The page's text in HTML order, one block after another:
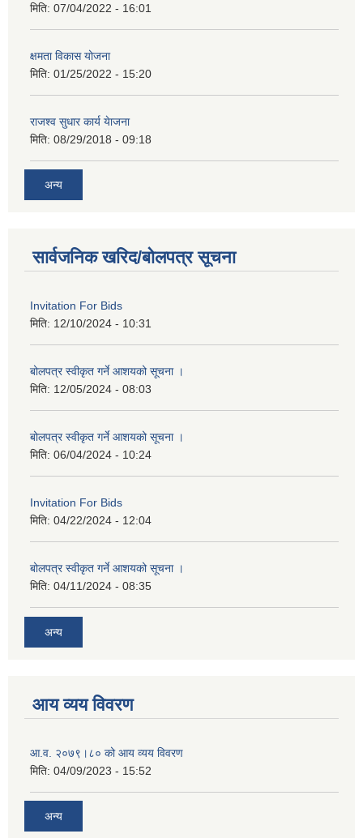
मिति: 07/04/2022 - 16:01
क्षमता विकास योजना
मिति: 01/25/2022 - 15:20
राजश्व सुधार कार्य येाजना
मिति: 08/29/2018 - 09:18
अन्य
सार्वजनिक खरिद/बोलपत्र सूचना
Invitation For Bids
मिति: 12/10/2024 - 10:31
बोलपत्र स्वीकृत गर्ने आशयको सूचना ।
मिति: 12/05/2024 - 08:03
बोलपत्र स्वीकृत गर्ने आशयको सूचना ।
मिति: 06/04/2024 - 10:24
Invitation For Bids
मिति: 04/22/2024 - 12:04
बोलपत्र स्वीकृत गर्ने आशयको सूचना ।
मिति: 04/11/2024 - 08:35
अन्य
आय व्यय विवरण
आ.व. २०७९।८० को आय व्यय विवरण
मिति: 04/09/2023 - 15:52
अन्य